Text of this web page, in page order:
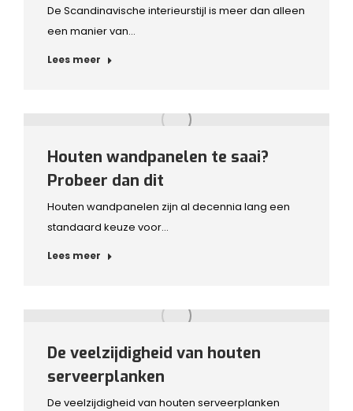
De Scandinavische interieurstijl is meer dan alleen
een manier van…
Lees meer
Houten wandpanelen te saai?
Probeer dan dit
Houten wandpanelen zijn al decennia lang een
standaard keuze voor…
Lees meer
De veelzijdigheid van houten
serveerplanken
De veelzijdigheid van houten serveerplanken